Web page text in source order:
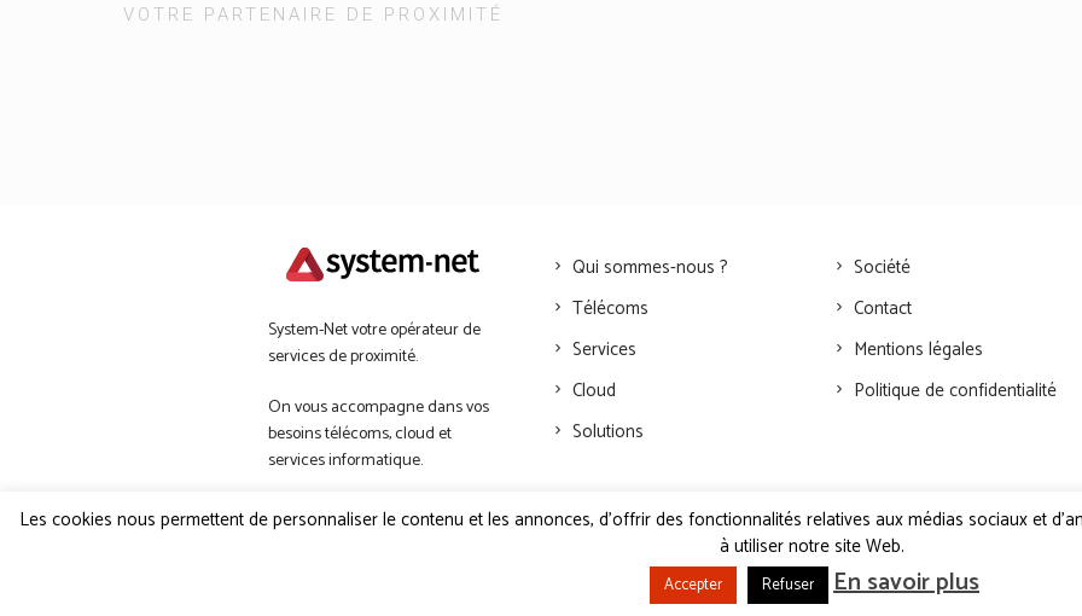
VOTRE PARTENAIRE DE PROXIMITÉ
System-Net votre opérateur de
services de proximité.
On vous accompagne dans vos
besoins télécoms, cloud et
services informatique.
System-Net 2022 | Tous droits
réservés
Qui sommes-nous ?
Télécoms
Services
Cloud
Solutions
Société
Contact
Mentions légales
Politique de confidentialité
Les cookies nous permettent de personnaliser le contenu et les annonces, d'offrir des fonctionnalités relatives aux médias sociaux et
à utiliser notre site Web.
Accepter Refuser En savoir plus